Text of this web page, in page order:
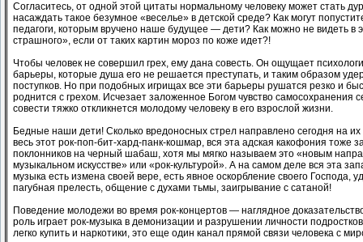
Согласитесь, от одной этой цитаты нормальному человеку может стать
насаждать такое безумное «веселье» в детской среде? Как могут
педагоги, которым вручено наше будущее — дети? Как можно не видеть в
страшного», если от таких картин мороз по коже идет?!
Чтобы человек не совершил грех, ему дана совесть. Он ощущает
барьеры, которые душа его не решается преступать, и таким образом
поступков. Но при подобных игрищах все эти барьеры рушатся резко и
роднится с грехом. Исчезает заложенное Богом чувство самосохранения
совести тяжко откликнется молодому человеку в его взрослой жизни.
Бедные наши дети! Сколько вредоносных стрел направлено сегодня на
весь этот рок-поп-бит-хард-панк-кошмар, вся эта адская какофония тоже
поклонников на черный шабаш, хотя мы мягко называем это «новым
музыкальном искусстве» или «рок-культурой». А на самом деле вся эта
музыка есть измена своей вере, есть явное оскорбление своего Господа,
пагубная прелесть, общение с духами тьмы, заигрывание с сатаной!
Поведение молодежи во время рок-концертов — наглядное
роль играет рок-музыка в демонизации и разрушении личности
легко купить и наркотики, это еще один канал прямой связи человека с